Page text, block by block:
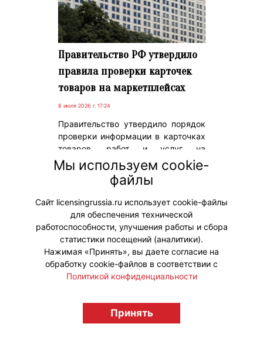
Правительство РФ утвердило
правила проверки карточек
товаров на маркетплейсах
8 июля 2026 г. 17:24
Правительство утвердило порядок
проверки информации в карточках
товаров, работ и услуг на
маркетплейсах. У операторов
площадок будет три рабочих дня на
проверку данных продавца с
момента получения документов.
#Законодательство
licensingrussia.ru, 2009-2026 12+
Мы используем cookie-
файлы
Сайт licensingrussia.ru использует cookie-файлы
для обеспечения технической
работоспособности, улучшения работы и сбора
статистики посещений (аналитики).
Нажимая «Принять», вы даете согласие на
обработку cookie-файлов в соответствии с
Политикой конфиденциальности
Принять